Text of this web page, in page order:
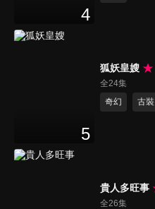
4
5
狐妖皇嫂
全24集
奇幻
古裝
貴人多旺事
全26集